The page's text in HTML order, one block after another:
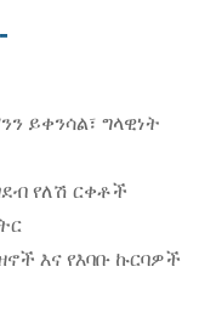
ይቀንሳል፣ ግላዊነት
የለሽ ርቀቶች
እና የእባቡ ኩርባዎች